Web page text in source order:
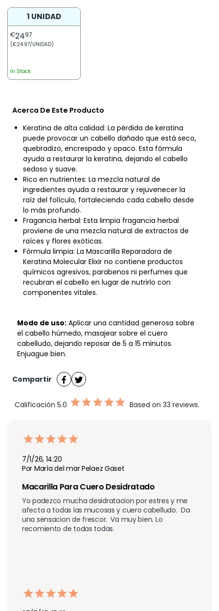
1 UNIDAD
€2497
(€24.97/UNIDAD)
In Stock
Acerca De Este Producto
Keratina de alta calidad: La pérdida de keratina
puede provocar un cabello dañado que está seco,
quebradizo, encrespado y opaco. Esta fórmula
ayuda a restaurar la keratina, dejando el cabello
sedoso y suave.
Rico en nutrientes: La mezcla natural de
ingredientes ayuda a restaurar y rejuvenecer la
raíz del folículo, fortaleciendo cada cabello desde
lo más profundo.
Fragancia herbal: Esta limpia fragancia herbal
proviene de una mezcla natural de extractos de
raíces y flores exóticas.
Fórmula limpia: La Mascarilla Reparadora de
Keratina Molecular Elixir no contiene productos
químicos agresivos, parabenos ni perfumes que
recubran el cabello en lugar de nutrirlo con
componentes vitales.
Modo de uso: Aplicar una cantidad generosa sobre
el cabello húmedo, masajear sobre el cuero
cabelludo, dejando reposar de 5 a 15 minutos.
Enjuague bien.
Compartir
Calificación 5.0 Based on 33 reviews.
7/1/26, 14:20
Por María del mar Pelaez Gaset
Macarilla Para Cuero Desidratado
Yo padezco mucha desidratacion por estres y me
afecta a todas las mucosas y cuero cabelludo.  Da
una sensacion de frescor.  Va muy bien. Lo
recomiento de todas todas.